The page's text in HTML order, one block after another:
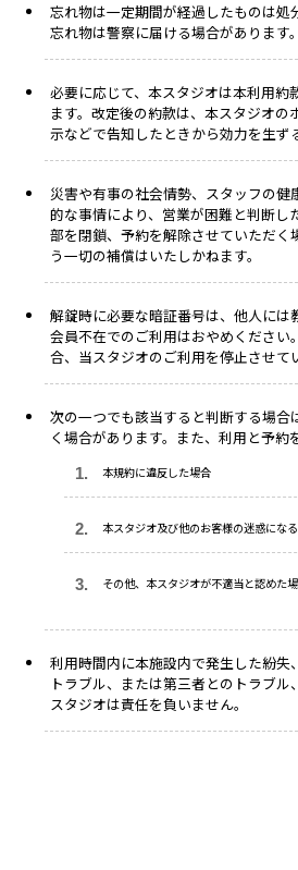
忘れ物は一定期間が経過したものは処
忘れ物は警察に届ける場合があります。
必要に応じて、本スタジオは本利用約
ます。改定後の約款は、本スタジオの
示などで告知したときから効力を生ず
災害や有事の社会情勢、スタッフの
的な事情により、営業が困難と判断し
部を閉鎖、予約を解除させていただく
う一切の補償はいたしかねます。
解錠時に必要な暗証番号は、他人には
会員不在でのご利用はおやめください
合、当スタジオのご利用を停止させて
次の一つでも該当すると判断する場合
く場合があります。また、利用と予約
本規約に違反した場合
本スタジオ及び他のお客様の迷惑にな
その他、本スタジオが不適当と認めた場
利用時間内に本施設内で発生した紛失
トラブル、または第三者とのトラブ
スタジオは責任を負いません。